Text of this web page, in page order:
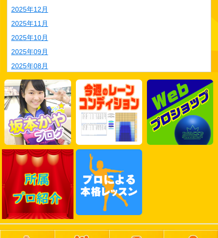
2025年12月
2025年11月
2025年10月
2025年09月
2025年08月
2025年07月
2025年06月
2025年05月
2025年04月
2025年03月
2025年02月
2025年01月
2024年12月
2024年11月
2024年10月
2024年09月
2024年08月